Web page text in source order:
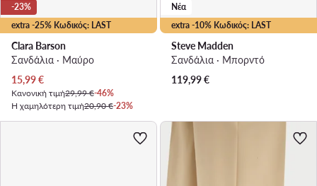
extra -25% Κωδικός: LAST
-23%
Clara Barson
Σανδάλια · Μαύρο
Τρέχουσα τιμή
15,99€
Κανονική τιμή29,99 €-46%
Η χαμηλότερη τιμή20,90 €-23%
extra -10% Κωδικός: LAST
Νέα
Steve Madden
Σανδάλια · Μπορντό
119,99€